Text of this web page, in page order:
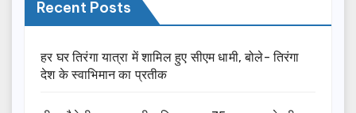
Recent Posts
हर घर तिरंगा यात्रा में शामिल हुए सीएम धामी, बोले- तिरंगा
देश के स्वाभिमान का प्रतीक